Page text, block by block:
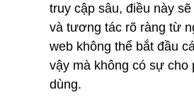
truy cập sâu, điều này
và tương tác rõ ràng từ
web không thể bắt đầu
vậy mà không có sự cho
dùng.